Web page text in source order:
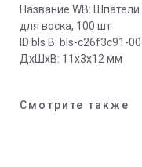
Название WB:
для воска, 100 шт
ID bls В: bls-c26f3c91-
ДxШxВ: 11x3x12 мм
Смотрите также